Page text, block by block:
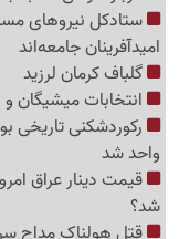
ستادکل نیروهای
امیدآفرینان جامعه‌اند
گلباف کرمان لرزید
انتخابات میشیگان و
واحد شد
شد؟
قتل هولناک مداح